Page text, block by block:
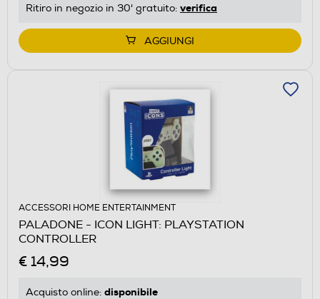
Ritiro in negozio in 30' gratuito: verifica
AGGIUNGI
ACCESSORI HOME ENTERTAINMENT
PALADONE - ICON LIGHT: PLAYSTATION
CONTROLLER
€ 14,99
Acquisto online: disponibile